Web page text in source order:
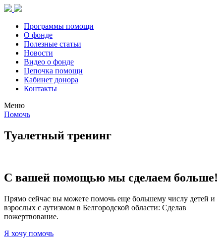
Программы помощи
О фонде
Полезные статьи
Новости
Видео о фонде
Цепочка помощи
Кабинет донора
Контакты
Меню
Помочь
Туалетный тренинг
С вашей помощью мы сделаем больше!
Прямо сейчас вы можете помочь еще большему числу детей и
взрослых с аутизмом в Белгородской области: Сделав
пожертвование.
Я хочу помочь